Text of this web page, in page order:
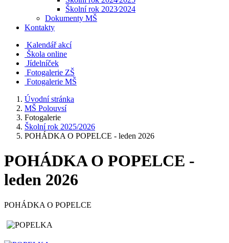
Školní rok 2023⁄2024
Dokumenty MŠ
Kontakty
Kalendář akcí
Škola online
Jídelníček
Fotogalerie ZŠ
Fotogalerie MŠ
Úvodní stránka
MŠ Polouvsí
Fotogalerie
Školní rok 2025/2026
POHÁDKA O POPELCE - leden 2026
POHÁDKA O POPELCE -
leden 2026
POHÁDKA O POPELCE